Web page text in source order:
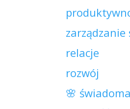
zarządzanie
relacje
rozwój
🌸